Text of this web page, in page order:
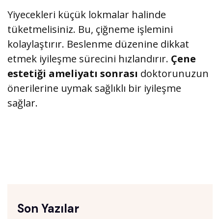
Yiyecekleri küçük lokmalar halinde
tüketmelisiniz. Bu, çiğneme işlemini
kolaylaştırır. Beslenme düzenine dikkat
etmek iyileşme sürecini hızlandırır. Çene
estetiği ameliyatı sonrası doktorunuzun
önerilerine uymak sağlıklı bir iyileşme
sağlar.
Son Yazılar